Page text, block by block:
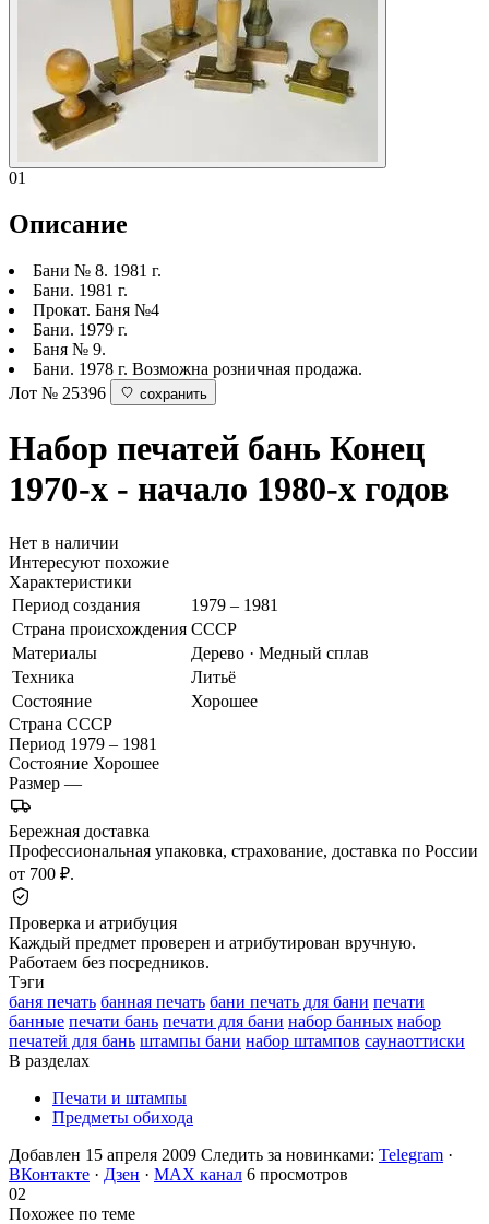
01
Описание
Бани № 8. 1981 г.
Бани. 1981 г.
Прокат. Баня №4
Бани. 1979 г.
Баня № 9.
Бани. 1978 г. Возможна розничная продажа.
Лот № 25396
сохранить
Набор печатей бань Конец
1970-х - начало 1980-х годов
Нет в наличии
Интересуют похожие
Характеристики
Период создания
1979 – 1981
Страна происхождения СССР
Материалы
Дерево · Медный сплав
Техника
Литьё
Состояние
Хорошее
Страна СССР
Период 1979 – 1981
Состояние Хорошее
Размер —
Бережная доставка
Профессиональная упаковка, страхование, доставка по России
от 700 ₽.
Проверка и атрибуция
Каждый предмет проверен и атрибутирован вручную.
Работаем без посредников.
Тэги
баня печать банная печать бани печать для бани печати
банные печати бань печати для бани набор банных набор
печатей для бань штампы бани набор штампов саунаоттиски
В разделах
Печати и штампы
Предметы обихода
Добавлен 15 апреля 2009 Следить за новинками: Telegram ·
ВКонтакте · Дзен · MAX канал 6 просмотров
02
Похожее по теме